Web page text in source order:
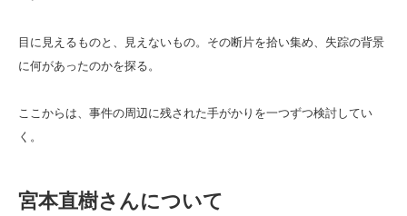
目に見えるものと、見えないもの。その断片を拾い集め、失踪の背景
に何があったのかを探る。
ここからは、事件の周辺に残された手がかりを一つずつ検討してい
く。
宮本直樹さんについて